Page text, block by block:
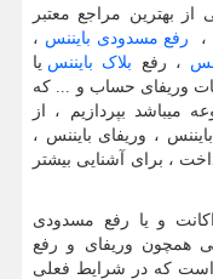
از بهترین مراجع معتبر
، رفع مسدودی بایننس ،
، رفع بلاک بایننس یا
وریفای حساب و ... که
مجموعه میباشد بپردازیم ، از
، وریفای بایننس ،
، برای آشنایی بیشتر
و یا رفع مسدودی
همچون وریفای و رفع
است که در شرایط فعلی